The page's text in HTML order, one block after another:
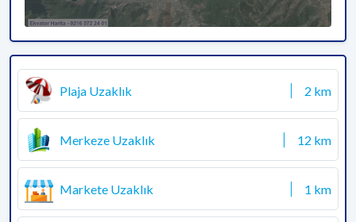
Plaja Uzaklık 2 km
Merkeze Uzaklık 12 km
Markete Uzaklık 1 km